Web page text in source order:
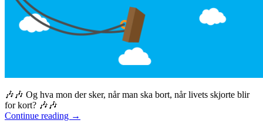
🎶🎶 Og hva mon der sker, når man ska bort, når livets skjorte blir
for kort? 🎶🎶
Continue reading →